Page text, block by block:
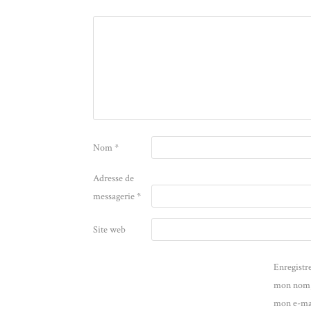
Nom*
Adresse de
messagerie*
Site web
mon
mon e-